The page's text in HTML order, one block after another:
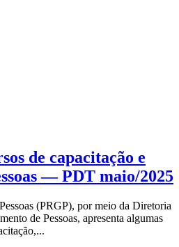
de capacitação e
— PDT maio/2025
(PRGP), por meio da Diretoria
de Pessoas, apresenta algumas